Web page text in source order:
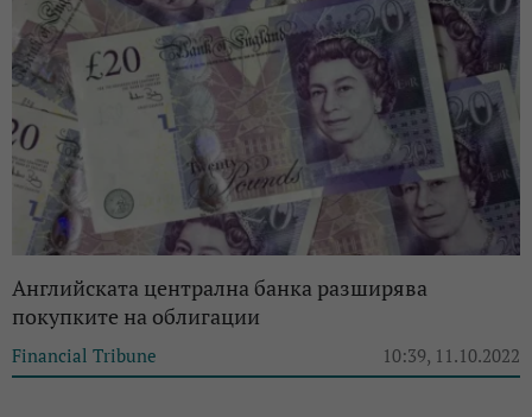
Английската централна банка разширява
покупките на облигации
Financial Tribune 10:39, 11.10.2022